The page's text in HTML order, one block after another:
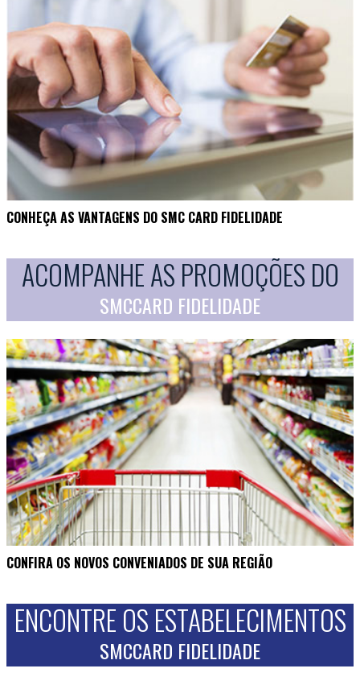
CONHEÇA AS VANTAGENS DO SMC CARD FIDELIDADE
ACOMPANHE AS PROMOÇÕES DO
SMCCARD FIDELIDADE
CONFIRA OS NOVOS CONVENIADOS DE SUA REGIÃO
ENCONTRE OS ESTABELECIMENTOS
SMCCARD FIDELIDADE